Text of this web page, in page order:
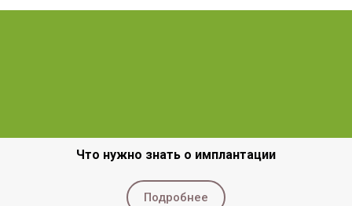
Что нужно знать о имплантации
Подробнее